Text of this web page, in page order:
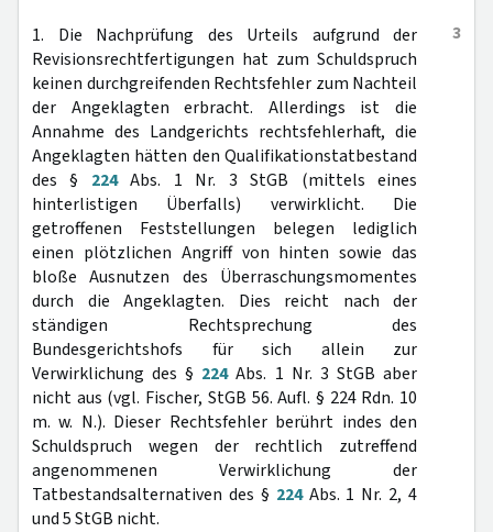
3
1. Die Nachprüfung des Urteils aufgrund der
Revisionsrechtfertigungen hat zum Schuldspruch
keinen durchgreifenden Rechtsfehler zum Nachteil
der Angeklagten erbracht. Allerdings ist die
Annahme des Landgerichts rechtsfehlerhaft, die
Angeklagten hätten den Qualifikationstatbestand
des § 224Abs. 1 Nr. 3 StGB (mittels eines
hinterlistigen Überfalls) verwirklicht. Die
getroffenen Feststellungen belegen lediglich
einen plötzlichen Angriff von hinten sowie das
bloße Ausnutzen des Überraschungsmomentes
durch die Angeklagten. Dies reicht nach der
ständigen Rechtsprechung des
Bundesgerichtshofs für sich allein zur
Verwirklichung des § 224Abs. 1 Nr. 3 StGB aber
nicht aus (vgl. Fischer, StGB 56. Aufl. § 224 Rdn. 10
m. w. N.). Dieser Rechtsfehler berührt indes den
Schuldspruch wegen der rechtlich zutreffend
angenommenen Verwirklichung der
Tatbestandsalternativen des § 224Abs. 1 Nr. 2, 4
und 5 StGB nicht.